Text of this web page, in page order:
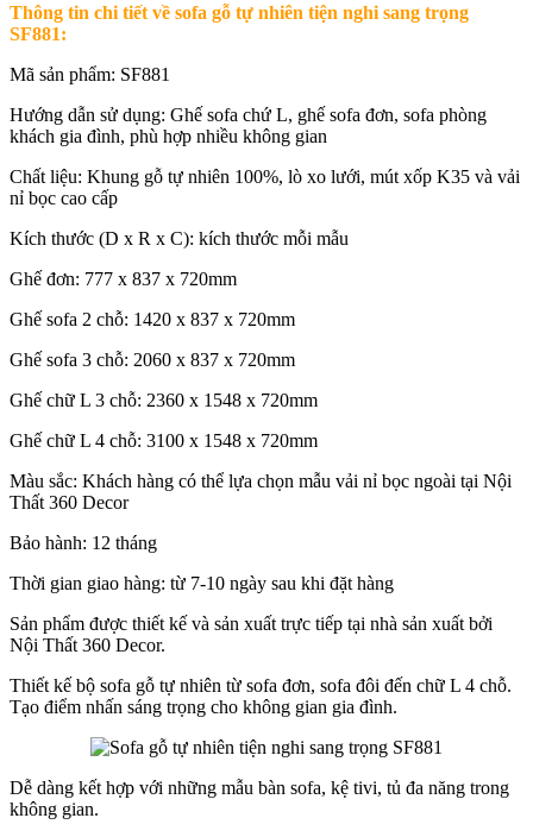
Thông tin chi tiết về sofa gỗ tự nhiên tiện nghi sang trọng
SF881:
Mã sản phẩm: SF881
Hướng dẫn sử dụng: Ghế sofa chứ L, ghế sofa đơn, sofa phòng
khách gia đình, phù hợp nhiều không gian
Chất liệu: Khung gỗ tự nhiên 100%, lò xo lưới, mút xốp K35 và vải
nỉ bọc cao cấp
Kích thước (D x R x C): kích thước mỗi mẫu
Ghế đơn: 777 x 837 x 720mm
Ghế sofa 2 chỗ: 1420 x 837 x 720mm
Ghế sofa 3 chỗ: 2060 x 837 x 720mm
Ghế chữ L 3 chỗ: 2360 x 1548 x 720mm
Ghế chữ L 4 chỗ: 3100 x 1548 x 720mm
Màu sắc: Khách hàng có thể lựa chọn mẫu vải nỉ bọc ngoài tại Nội
Thất 360 Decor
Bảo hành: 12 tháng
Thời gian giao hàng: từ 7-10 ngày sau khi đặt hàng
Sản phẩm được thiết kế và sản xuất trực tiếp tại nhà sản xuất bởi
Nội Thất 360 Decor.
Thiết kế bộ sofa gỗ tự nhiên từ sofa đơn, sofa đôi đến chữ L 4 chỗ.
Tạo điểm nhấn sáng trọng cho không gian gia đình.
Dễ dàng kết hợp với những mẫu bàn sofa, kệ tivi, tủ đa năng trong
không gian.